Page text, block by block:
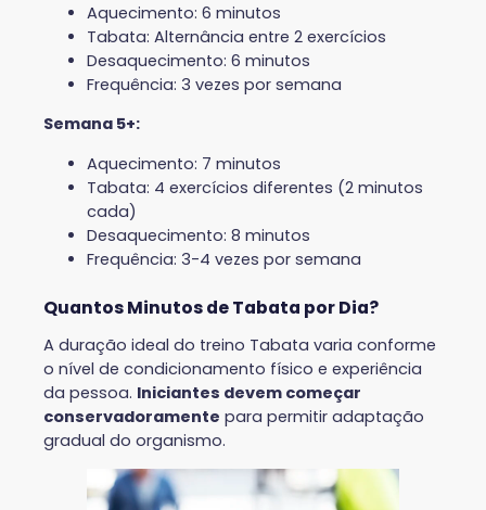
Aquecimento: 6 minutos
Tabata: Alternância entre 2 exercícios
Desaquecimento: 6 minutos
Frequência: 3 vezes por semana
Semana 5+:
Aquecimento: 7 minutos
Tabata: 4 exercícios diferentes (2 minutos
cada)
Desaquecimento: 8 minutos
Frequência: 3-4 vezes por semana
Quantos Minutos de Tabata por Dia?
A duração ideal do treino Tabata varia conforme
o nível de condicionamento físico e experiência
da pessoa. Iniciantes devem começar
conservadoramente para permitir adaptação
gradual do organismo.